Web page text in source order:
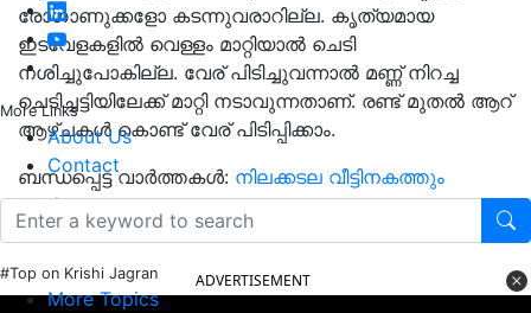
More Links
About Us
Contact
#Top on Krishi Jagran
More Topics
രോഗാണുക്കളോ കടന്നുവരാറില്ല. കൃത്യമായ
ഇടവേളകളില്‍ വെള്ളം മാറ്റിയാല്‍ ചെടി
നശിച്ചുപോകില്ല. വേര് പിടിച്ചുവന്നാല്‍ മണ്ണ് നിറച്ച
ചെടിച്ചട്ടിയിലേക്ക് മാറ്റി നടാവുന്നതാണ്. രണ്ട് മുതല്‍ ആറ്
ആഴ്ചകള്‍ കൊണ്ട് വേര് പിടിപ്പിക്കാം.
ബന്ധപ്പെട്ട വാർത്തകൾ: നിലക്കടല വീട്ടിനകത്തും
വളർത്താം
ADVERTISEMENT